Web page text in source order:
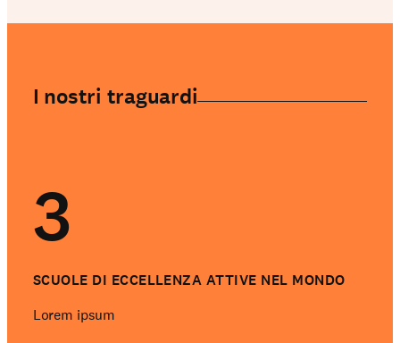
I nostri traguardi
3
SCUOLE DI ECCELLENZA ATTIVE NEL MONDO
Lorem ipsum